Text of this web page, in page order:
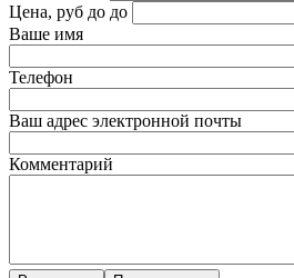
Цена, руб до до
Ваше имя
Телефон
Ваш адрес электронной почты
Комментарий